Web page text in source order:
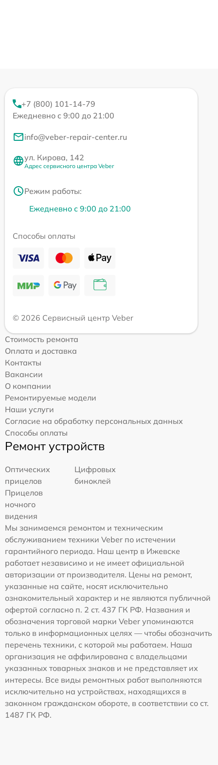
+7 (800) 101-14-79
Ежедневно с 9:00 до 21:00
info@veber-repair-center.ru
ул. Кирова, 142
Адрес сервисного центра Veber
Режим работы:
Ежедневно с 9:00 до 21:00
Способы оплаты
© 2026 Сервисный центр Veber
Стоимость ремонта
Оплата и доставка
Контакты
Вакансии
О компании
Ремонтируемые модели
Наши услуги
Согласие на обработку персональных данных
Способы оплаты
Ремонт устройств
Оптических
прицелов
Цифровых
биноклей
Прицелов
ночного
видения
Мы занимаемся ремонтом и техническим
обслуживанием техники Veber по истечении
гарантийного периода. Наш центр в Ижевске
работает независимо и не имеет официальной
авторизации от производителя. Цены на ремонт,
указанные на сайте, носят исключительно
ознакомительный характер и не являются публичной
офертой согласно п. 2 ст. 437 ГК РФ. Названия и
обозначения торговой марки Veber упоминаются
только в информационных целях — чтобы обозначить
перечень техники, с которой мы работаем. Наша
организация не аффилирована с владельцами
указанных товарных знаков и не представляет их
интересы. Все виды ремонтных работ выполняются
исключительно на устройствах, находящихся в
законном гражданском обороте, в соответствии со ст.
1487 ГК РФ.